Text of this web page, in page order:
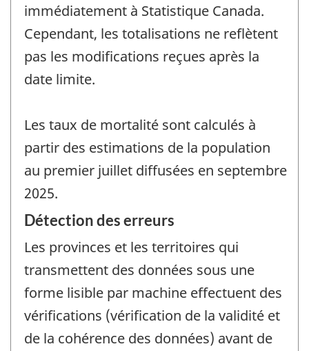
immédiatement à Statistique Canada.
Cependant, les totalisations ne reflètent
pas les modifications reçues après la
date limite.
Les taux de mortalité sont calculés à
partir des estimations de la population
au premier juillet diffusées en septembre
2025.
Détection des erreurs
Les provinces et les territoires qui
transmettent des données sous une
forme lisible par machine effectuent des
vérifications (vérification de la validité et
de la cohérence des données) avant de